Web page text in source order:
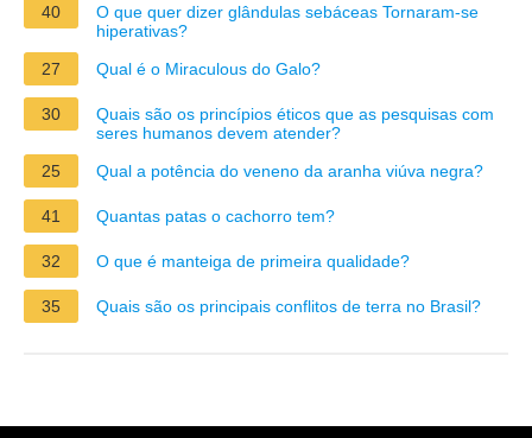
40
O que quer dizer glândulas sebáceas Tornaram-se
hiperativas?
27
Qual é o Miraculous do Galo?
30
Quais são os princípios éticos que as pesquisas com
seres humanos devem atender?
25
Qual a potência do veneno da aranha viúva negra?
41 Quantas patas o cachorro tem?
32 O que é manteiga de primeira qualidade?
35 Quais são os principais conflitos de terra no Brasil?